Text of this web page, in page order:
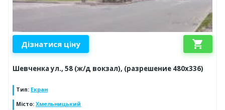
Дізнатися ціну shopping_cart
Шевченка ул., 58 (ж/д вокзал), (разрешение 480х336)
Тип: Екран
Місто: Хмельницький